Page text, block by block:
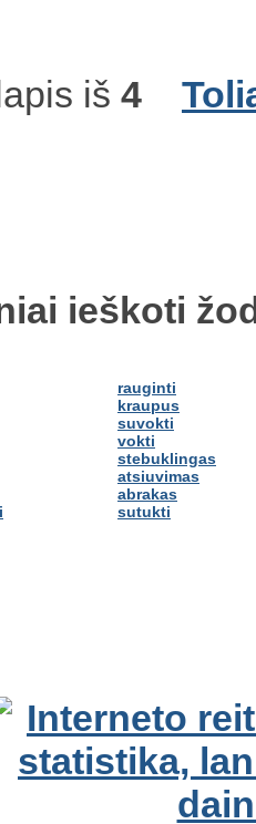
iš 4
ieškoti
rauginti
kraupus
suvokti
vokti
stebuklingas
atsiuvimas
abrakas
sutukti